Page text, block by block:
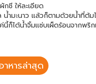
กชี ให้ละเอียด
ำมะนาว แล้วก็ตามด้วยน้ำที่ต้ม
ก็ได้น้ำจิ้มเเซ่บเผ็ดร้อนจากพ
หารล่าสุด